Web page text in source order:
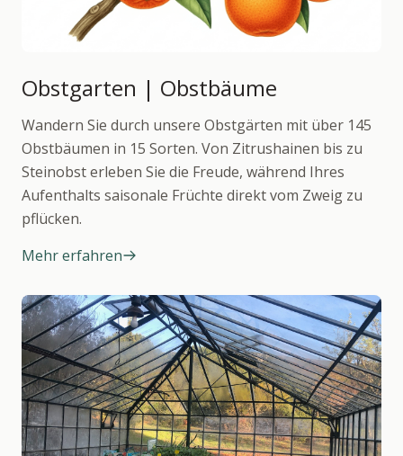
Obstgarten | Obstbäume
Wandern Sie durch unsere Obstgärten mit über 145
Obstbäumen in 15 Sorten. Von Zitrushainen bis zu
Steinobst erleben Sie die Freude, während Ihres
Aufenthalts saisonale Früchte direkt vom Zweig zu
pflücken.
Mehr erfahren